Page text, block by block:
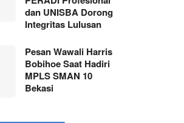
dan UNISBA Dorong
Integritas Lulusan
Pesan Wawali Harris
Bobihoe Saat Hadiri
MPLS SMAN 10
Bekasi